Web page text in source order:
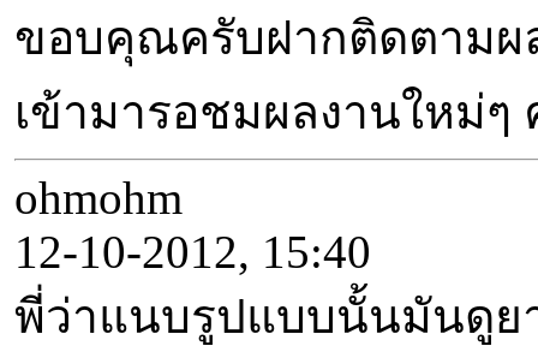
ขอบคุณครับฝากติดตามผ
เข้ามารอชมผลงานใหม่
ohmohm
12-10-2012, 15:40
พี่ว่าแนบรูปแบบนั้นมันดูยา